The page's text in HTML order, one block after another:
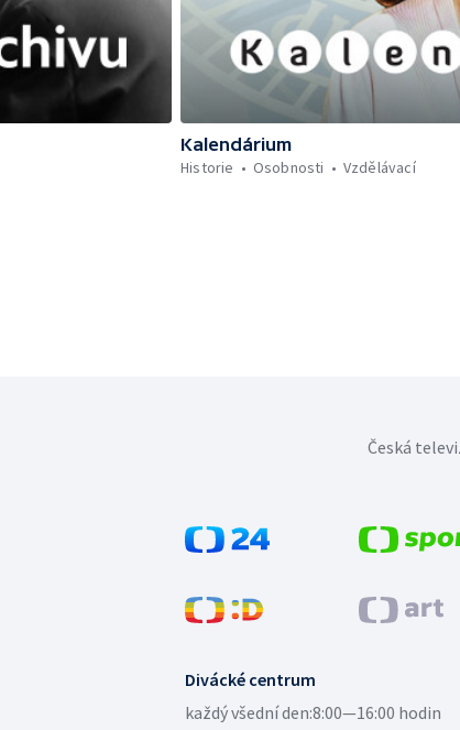
Kalendárium
Historie
Osobnosti Vzdělávací
Divácké centrum
každý všední den:8:00—16:00 hodin
Česká